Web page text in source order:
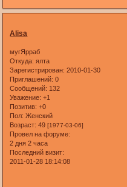
Alisa
мугЯрраб
Откуда: ялта
Зарегистрирован: 2010-01-30
Приглашений: 0
Сообщений: 132
Уважение: +1
Позитив: +0
Пол: Женский
Возраст: 49[1977-03-06]
Провел на форуме:
2 дня 2 часа
Последний визит:
2011-01-28 18:14:08